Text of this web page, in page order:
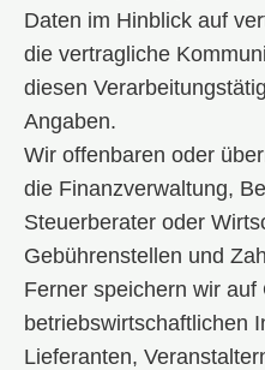
Daten im Hinblick auf
die vertragliche
diesen
Angaben.
Wir offenbaren oder
die Finanzverwaltung,
Steuerberater oder
Gebührenstellen und
Ferner speichern wir
betriebswirtschaftlichen
Lieferanten,